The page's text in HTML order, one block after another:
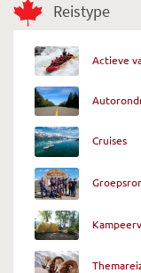
Reistype
Actieve
Cruises